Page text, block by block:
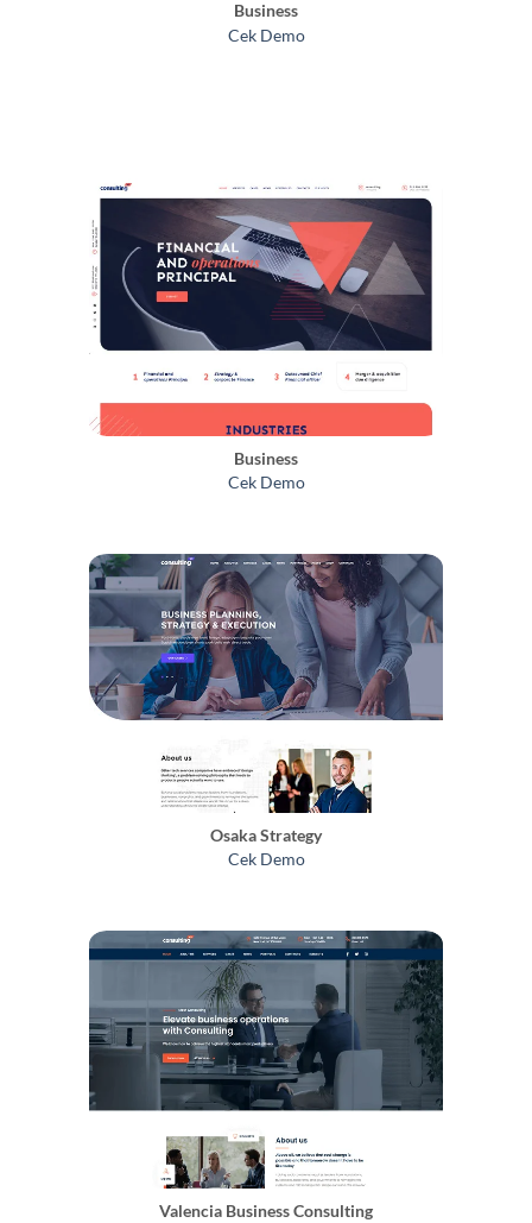
Business
Cek Demo
Business
Cek Demo
Osaka Strategy
Cek Demo
Valencia Business Consulting